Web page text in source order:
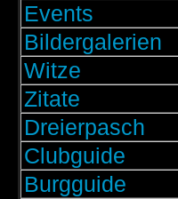
Events
Bildergalerien
Witze
Zitate
Dreierpasch
Clubguide
Burgguide